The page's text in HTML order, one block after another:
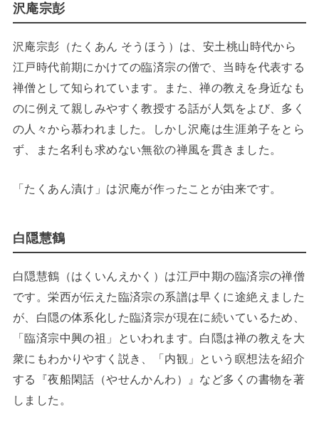
沢庵宗彭
沢庵宗彭（たくあん そうほう）は、安土桃山時代から
江戸時代前期にかけての臨済宗の僧で、当時を代表する
禅僧として知られています。また、禅の教えを身近なも
のに例えて親しみやすく教授する話が人気をよび、多く
の人々から慕われました。しかし沢庵は生涯弟子をとら
ず、また名利も求めない無欲の禅風を貫きました。
「たくあん漬け」は沢庵が作ったことが由来です。
白隠慧鶴
白隠慧鶴（はくいんえかく）は江戸中期の臨済宗の禅僧
です。栄西が伝えた臨済宗の系譜は早くに途絶えました
が、白隠の体系化した臨済宗が現在に続いているため、
「臨済宗中興の祖」といわれます。白隠は禅の教えを大
衆にもわかりやすく説き、「内観」という瞑想法を紹介
する『夜船閑話（やせんかんわ）』など多くの書物を著
しました。